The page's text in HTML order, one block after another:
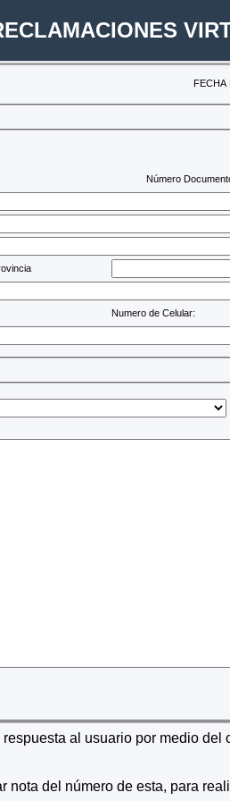
FECHA
Número
Numero de Celular:
al usuario por medio
del número de esta, para